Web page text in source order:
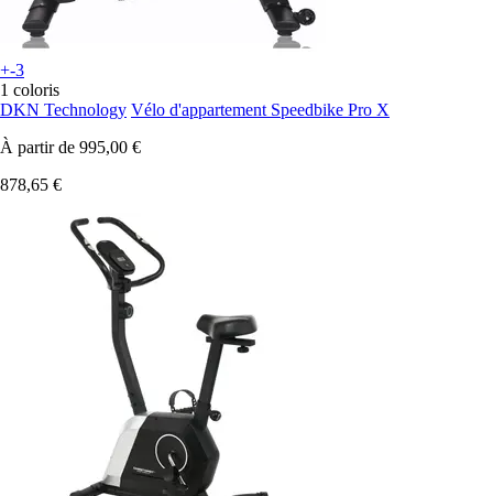
+-3
1 coloris
DKN Technology Vélo d'appartement Speedbike Pro X
À partir de 995,00 €
878,65 €